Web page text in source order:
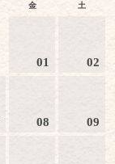
金 土
01 02
08 09